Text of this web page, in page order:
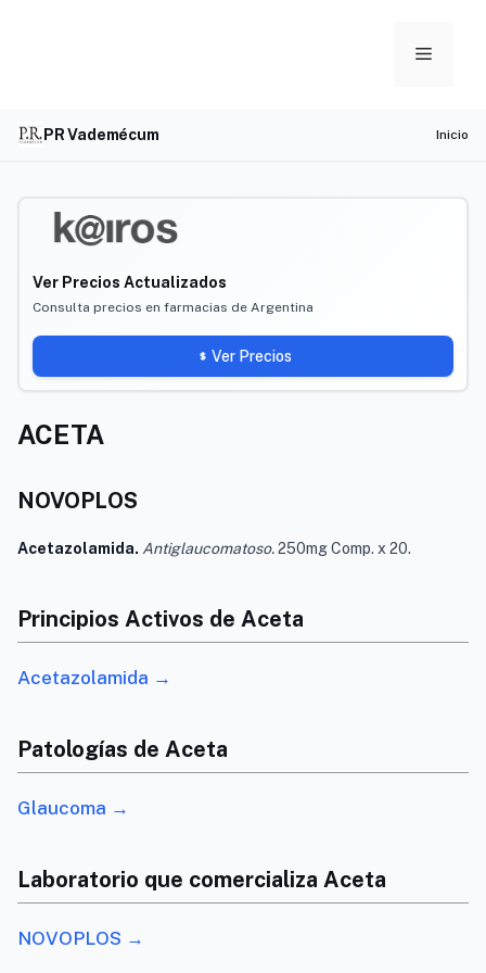
Menu
PR Vademécum Inicio
Ver Precios Actualizados
Consulta precios en farmacias de Argentina
Ver Precios
ACETA
NOVOPLOS
Acetazolamida. Antiglaucomatoso.250mg Comp. x 20.
Principios Activos de Aceta
Acetazolamida →
Patologías de Aceta
Glaucoma →
Laboratorio que comercializa Aceta
NOVOPLOS →